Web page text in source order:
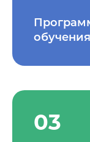
обучения
03